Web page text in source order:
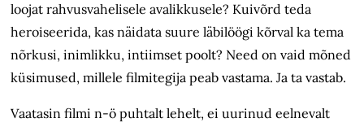
loojat rahvusvahelisele avalikkusele? Kuivõrd teda
heroiseerida, kas näidata suure läbilöögi kõrval ka tema
nõrkusi, inimlikku, intiimset poolt? Need on vaid mõned
küsimused, millele filmitegija peab vastama. Ja ta vastab.
Vaatasin filmi n-ö puhtalt lehelt, ei uurinud eelnevalt